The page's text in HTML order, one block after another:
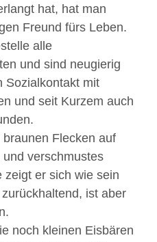
hat, hat man
Freund fürs Leben.
alle
und sind neugierig
Sozialkontakt mit
und seit Kurzem auch
Flecken auf
verschmustes
zeigt er sich wie sein
ist aber
noch kleinen Eisbären